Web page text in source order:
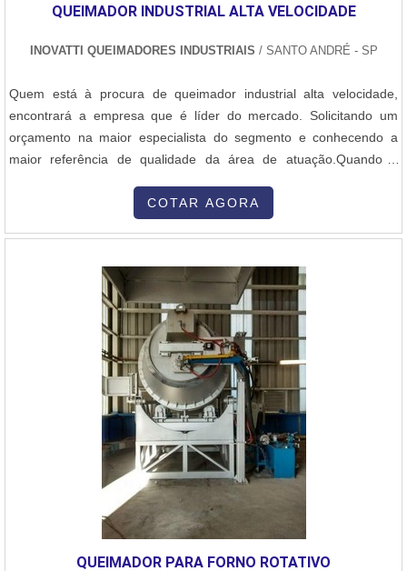
QUEIMADOR INDUSTRIAL ALTA VELOCIDADE
INOVATTI QUEIMADORES INDUSTRIAIS / SANTO ANDRÉ - SP
Quem está à procura de queimador industrial alta velocidade,
encontrará a empresa que é líder do mercado. Solicitando um
orçamento na maior especialista do segmento e conhecendo a
maior referência de qualidade da área de atuação.Quando a
colaboradores da Inovatti Queimadores Industriais o cliente
encontrará ótima qualidade com atendimento a indústrias de
COTAR AGORA
QUEIMADOR PARA FORNO ROTATIVO